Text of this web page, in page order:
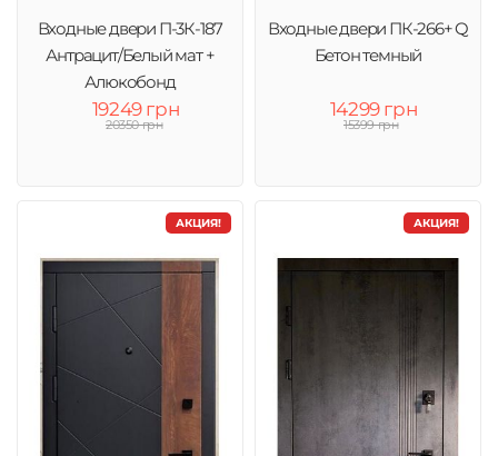
Входные двери П-3К-187
Антрацит/Белый мат +
Алюкобонд
19249 грн
20350 грн
Входные двери ПК-266+ Q
Бетон темный
14299 грн
15399 грн
АКЦИЯ! АКЦИЯ!